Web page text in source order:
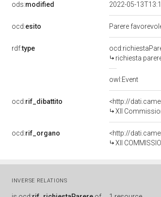
ods:modified 2022-05-
ocd:esito Parere
rdf:type
richiesta
owl:Event
ocd:rif_dibattito
<http://
XII
ocd:rif_organo
<http://
XII
INVERSE RELATIONS